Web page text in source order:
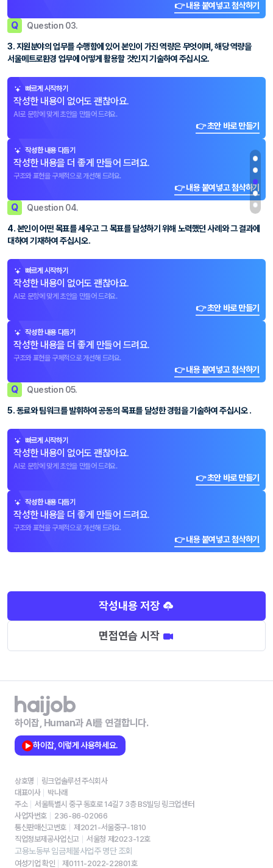
👉 내용 붙여넣고 첨삭하기
Q Question 03.
3. 지원분야의 업무를 수행함에 있어 본인이 가진 역량은 무엇이며, 해당 역량을
서울메트로환경 업무에 어떻게 활용할 것인지 기술하여 주십시오.
빠르게 시작하기
작성한 내용이 없어도 괜찮아요.
AI로 문항에 맞게 초안을 만들어 드려요.
👉 초안 바로 만들기
작성한 내용 다듬기
작성한 내용을 더 좋게 만들어 드려요.
구조와 표현을 구체적으로 개선해 드려요.
👉 내용 붙여넣고 첨삭하기
Q Question 04.
4. 본인이 어떤 목표를 세우고 그 목표를 달성하기 위해 노력했던 사례와 그 결과에
대하여 기재하여 주십시오.
빠르게 시작하기
작성한 내용이 없어도 괜찮아요.
AI로 문항에 맞게 초안을 만들어 드려요.
👉 초안 바로 만들기
작성한 내용 다듬기
작성한 내용을 더 좋게 만들어 드려요.
구조와 표현을 구체적으로 개선해 드려요.
👉 내용 붙여넣고 첨삭하기
Q Question 05.
5. 동료와 팀워크를 발휘하여 공동의 목표를 달성한 경험을 기술하여 주십시오 .
빠르게 시작하기
작성한 내용이 없어도 괜찮아요.
AI로 문항에 맞게 초안을 만들어 드려요.
👉 초안 바로 만들기
작성한 내용 다듬기
작성한 내용을 더 좋게 만들어 드려요.
구조와 표현을 구체적으로 개선해 드려요.
👉 내용 붙여넣고 첨삭하기
작성내용 저장
면접연습 시작
하이잡, Human과 AI를 연결합니다.
하이잡, 이렇게 사용하세요.
상호명
링크업솔루션 주식회사
대표이사
박나래
주소
서울특별시 중구 동호로 14길7 3층 BS빌딩 링크업센터
사업자번호
236-86-02066
통신판매신고번호
제2021-서울중구-1810
직업정보제공사업신고
서울청 제2023-12호
고용노동부 임금체불사업주 명단 조회
여성기업 확인 제0111-2022-22801호